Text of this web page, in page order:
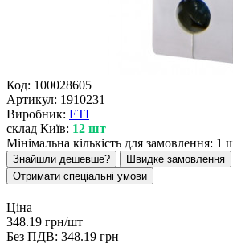
Код: 100028605
Артикул: 1910231
Виробник: ETI
склад Київ: 12 шт
Мінімальна кількість для замовлення: 1
Знайшли дешевше?
Швидке замовлення
Отримати спеціальні умови
Ціна
348.19 грн/шт
Без ПДВ: 348.19 грн